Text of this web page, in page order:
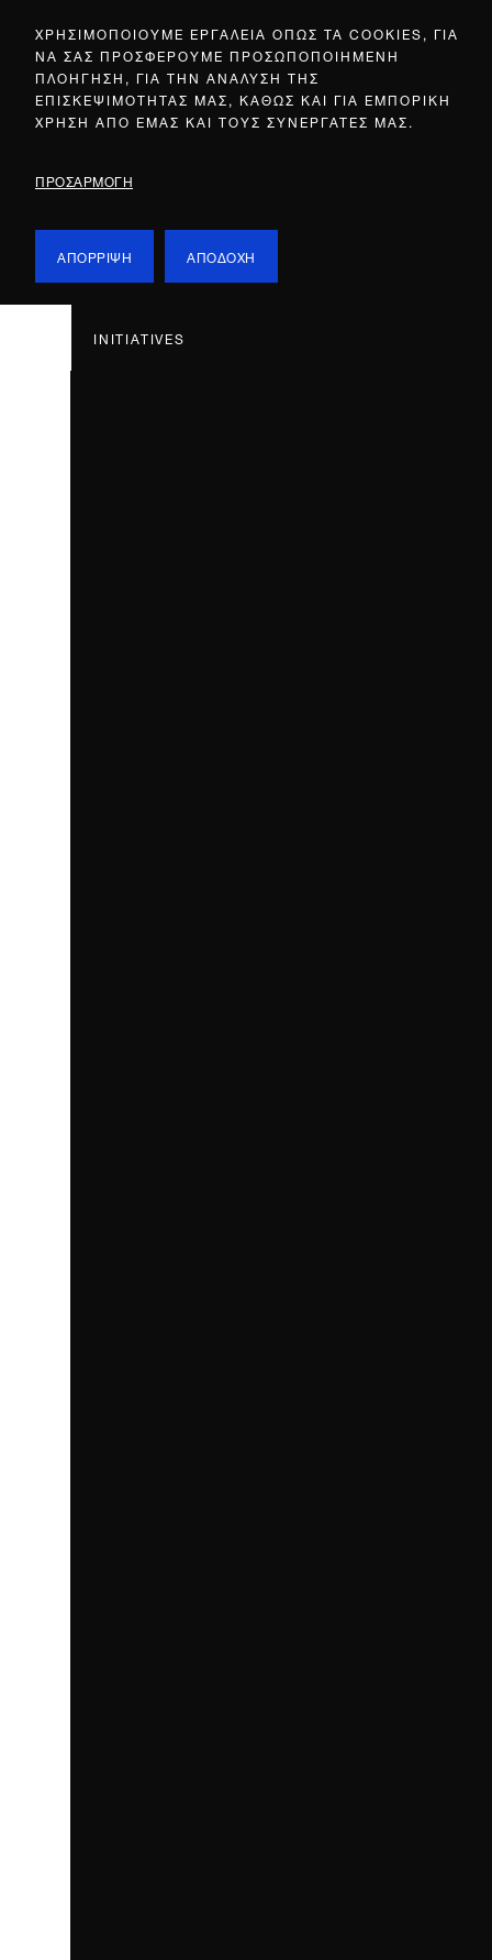
ΧΡΗΣΙΜΟΠΟΙΟΥΜΕ ΕΡΓΑΛΕΙΑ ΟΠΩΣ ΤΑ COOKIES, ΓΙΑ
ΝΑ ΣΑΣ ΠΡΟΣΦΕΡΟΥΜΕ ΠΡΟΣΩΠΟΠΟΙΗΜΕΝΗ
ΠΛΟΗΓΗΣΗ, ΓΙΑ ΤΗΝ ΑΝΑΛΥΣΗ ΤΗΣ
ΕΠΙΣΚΕΨΙΜΟΤΗΤΑΣ ΜΑΣ, ΚΑΘΩΣ ΚΑΙ ΓΙΑ ΕΜΠΟΡΙΚΗ
ΧΡΗΣΗ ΑΠΟ ΕΜΑΣ ΚΑΙ ΤΟΥΣ ΣΥΝΕΡΓΑΤΕΣ ΜΑΣ.
ΠΡΟΣΑΡΜΟΓΗ
ΑΠΟΡΡΙΨΗ ΑΠΟΔΟΧΗ
INITIATIVES